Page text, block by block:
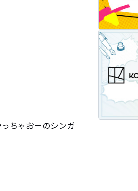
ちゃおーのシンガ